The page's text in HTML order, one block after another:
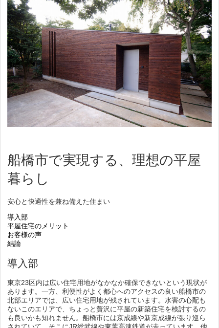
船橋市で実現する、理想の平屋
暮らし
安心と快適性を兼ね備えた住まい
導入部
平屋住宅のメリット
お客様の声
結論
導入部
東京23区内は広い住宅用地がなかなか確保できないという現状が
あります。一方、利便性がよく都心へのアクセスの良い船橋市の
北部エリアでは、広い住宅用地が残されています。水害の心配も
ないこのエリアで、ちょっと贅沢に平屋の新築住宅を検討するの
も良いかも知れません。船橋市には京成線や新京成線が張り巡ら